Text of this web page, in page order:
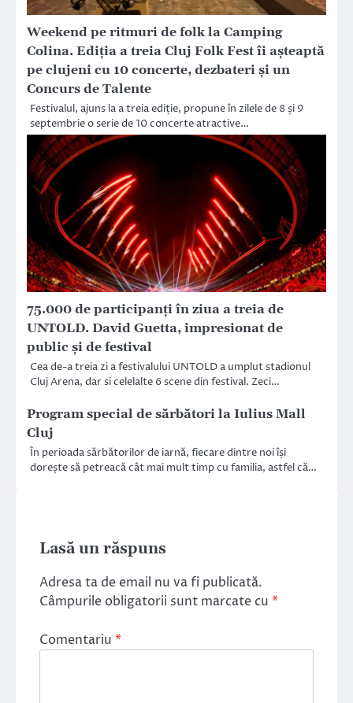
Weekend pe ritmuri de folk la Camping
Colina. Ediția a treia Cluj Folk Fest îi așteaptă
pe clujeni cu 10 concerte, dezbateri și un
Concurs de Talente
Festivalul, ajuns la a treia ediție, propune în zilele de 8 și 9
septembrie o serie de 10 concerte atractive…
75.000 de participanți în ziua a treia de
UNTOLD. David Guetta, impresionat de
public și de festival
Cea de-a treia zi a festivalului UNTOLD a umplut stadionul
Cluj Arena, dar si celelalte 6 scene din festival. Zeci…
Program special de sărbători la Iulius Mall
Cluj
În perioada sărbătorilor de iarnă, fiecare dintre noi își
dorește să petreacă cât mai mult timp cu familia, astfel că…
Lasă un răspuns
Adresa ta de email nu va fi publicată.
Câmpurile obligatorii sunt marcate cu *
Comentariu *